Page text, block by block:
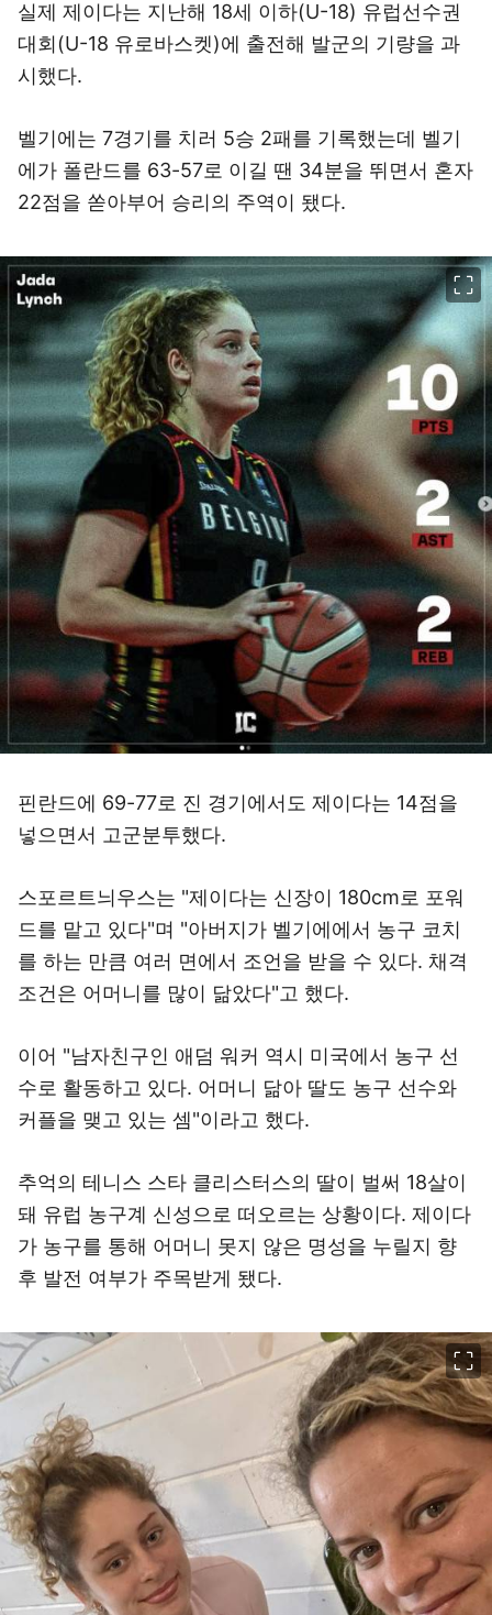
실제 제이다는 지난해 18세 이하(U-18) 유럽선수권
대회(U-18 유로바스켓)에 출전해 발군의 기량을 과
시했다.
벨기에는 7경기를 치러 5승 2패를 기록했는데 벨기
에가 폴란드를 63-57로 이길 땐 34분을 뛰면서 혼자
22점을 쏟아부어 승리의 주역이 됐다.
핀란드에 69-77로 진 경기에서도 제이다는 14점을
넣으면서 고군분투했다.
스포르트늬우스는 "제이다는 신장이 180cm로 포워
드를 맡고 있다"며 "아버지가 벨기에에서 농구 코치
를 하는 만큼 여러 면에서 조언을 받을 수 있다. 채격
조건은 어머니를 많이 닮았다"고 했다.
이어 "남자친구인 애덤 워커 역시 미국에서 농구 선
수로 활동하고 있다. 어머니 닮아 딸도 농구 선수와
커플을 맺고 있는 셈"이라고 했다.
추억의 테니스 스타 클리스터스의 딸이 벌써 18살이
돼 유럽 농구계 신성으로 떠오르는 상황이다. 제이다
가 농구를 통해 어머니 못지 않은 명성을 누릴지 향
후 발전 여부가 주목받게 됐다.